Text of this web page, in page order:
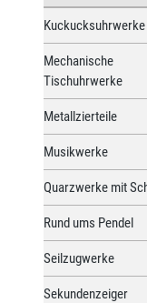
Kuckucksuhrwerke
Mechanische
Tischuhrwerke
Metallzierteile
Musikwerke
Quarzwerke mit
Rund ums Pendel
Seilzugwerke
Sekundenzeiger